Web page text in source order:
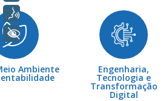
Ambiente Engenharia,
Tecnologia e
Transformação
Digital
+ Acessibilidade